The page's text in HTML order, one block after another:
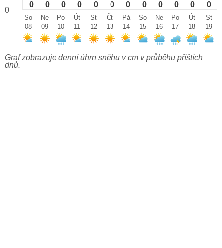
0 0 0 0 0 0 0 0 0 0 0 0
0
So
08
Ne
09
Po
10
Út
11
St
12
Čt
13
Pá
14
So
15
Ne
16
Po
17
Út
18
St
19
Graf zobrazuje denní úhrn sněhu v cm v průběhu příštích
dnů.